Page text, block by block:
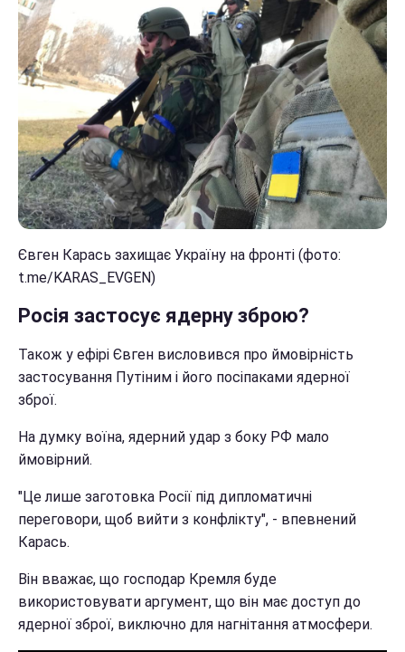
Євген Карась захищає Україну на фронті (фото:
t.me/KARAS_EVGEN)
Росія застосує ядерну зброю?
Також у ефірі Євген висловився про ймовірність
застосування Путіним і його посіпаками ядерної
зброї.
На думку воїна, ядерний удар з боку РФ мало
ймовірний.
"Це лише заготовка Росії під дипломатичні
переговори, щоб вийти з конфлікту", - впевнений
Карась.
Він вважає, що господар Кремля буде
використовувати аргумент, що він має доступ до
ядерної зброї, виключно для нагнітання атмосфери.